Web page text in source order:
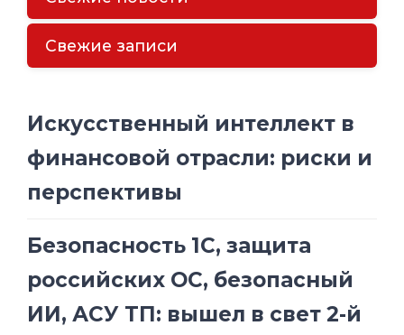
Свежие записи
Искусственный интеллект в
финансовой отрасли: риски и
перспективы
Безопасность 1С, защита
российских ОС, безопасный
ИИ, АСУ ТП: вышел в свет 2-й